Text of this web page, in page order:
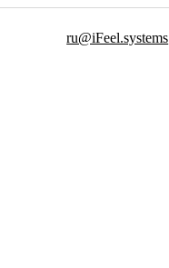
ru@iFeel.systems